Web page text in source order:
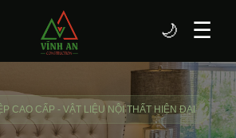
☰
🌙
CAO CẤP - VẬT LIỆU NỘI THẤT HIỆN ĐẠI